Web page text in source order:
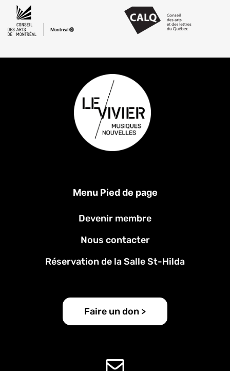
Menu Pied de page
Devenir membre
Nous contacter
Réservation de la Salle St-Hilda
Faire un don >